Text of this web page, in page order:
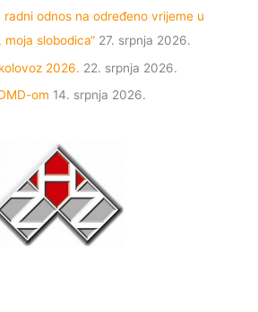
radni odnos na određeno vrijeme u
slobodica“ 27. srpnja 2026.
2026. 22. srpnja 2026.
om 14. srpnja 2026.